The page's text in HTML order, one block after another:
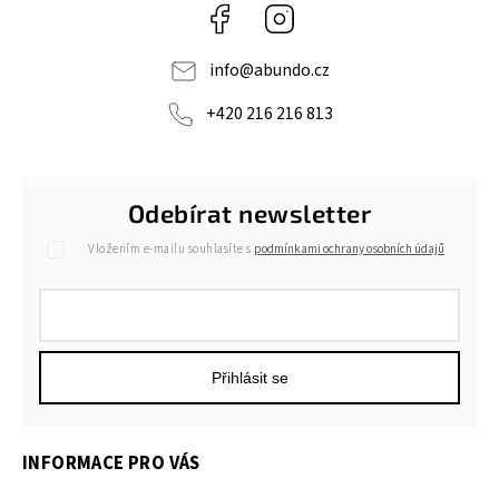
Facebook
info@abundo.cz
+420 216 216 813
INFORMACE PRO VÁS
Odebírat newsletter
Vložením e-mailu souhlasíte s podmínkami ochrany osobních údajů
Přihlásit se